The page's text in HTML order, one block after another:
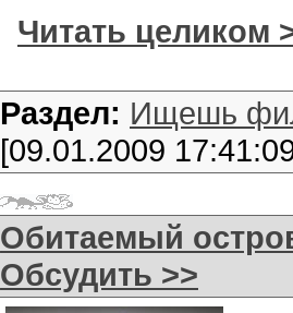
Читать целиком
Раздел: Ищешь
[09.01.2009
Обитаемый
Обсудить >>